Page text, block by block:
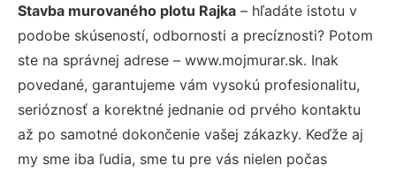
Stavba murovaného plotu Rajka – hľadáte istotu v
podobe skúseností, odbornosti a precíznosti? Potom
ste na správnej adrese – www.mojmurar.sk. Inak
povedané, garantujeme vám vysokú profesionalitu,
serióznosť a korektné jednanie od prvého kontaktu
až po samotné dokončenie vašej zákazky. Keďže aj
my sme iba ľudia, sme tu pre vás nielen počas